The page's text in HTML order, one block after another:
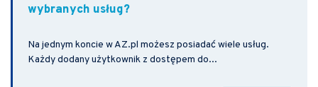
wybranych usług?
Na jednym koncie w AZ.pl możesz posiadać wiele usług.
Każdy dodany użytkownik z dostępem do...